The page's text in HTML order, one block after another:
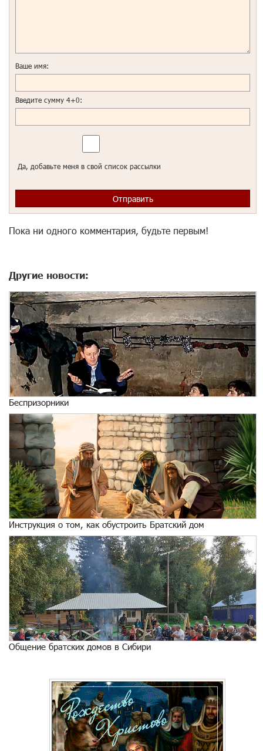
Ваше имя:
Введите сумму 4+0:
Да, добавьте меня в свой список рассылки
Пока ни одного комментария, будьте первым!
Другие новости:
Беспризорники
Инструкция о том, как обустроить Братский дом
Общение братских домов в Сибири